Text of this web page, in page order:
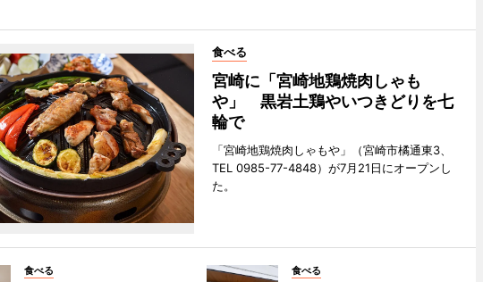
食べる
宮崎に「宮崎地鶏焼肉しゃも
や」 黒岩土鶏やいつきどりを七
輪で
「宮崎地鶏焼肉しゃもや」（宮崎市橘通東3、
TEL 0985-77-4848）が7月21日にオープンし
た。
食べる 食べる